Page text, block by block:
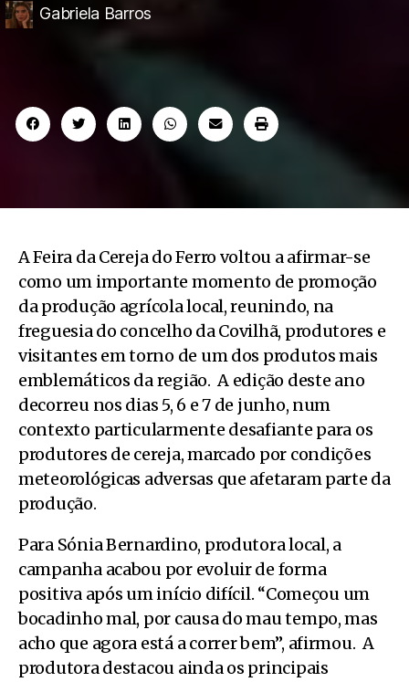
Gabriela Barros
A Feira da Cereja do Ferro voltou a afirmar-se
como um importante momento de promoção
da produção agrícola local, reunindo, na
freguesia do concelho da Covilhã, produtores e
visitantes em torno de um dos produtos mais
emblemáticos da região. A edição deste ano
decorreu nos dias 5, 6 e 7 de junho, num
contexto particularmente desafiante para os
produtores de cereja, marcado por condições
meteorológicas adversas que afetaram parte da
produção.
Para Sónia Bernardino, produtora local, a
campanha acabou por evoluir de forma
positiva após um início difícil. “Começou um
bocadinho mal, por causa do mau tempo, mas
acho que agora está a correr bem”, afirmou. A
produtora destacou ainda os principais